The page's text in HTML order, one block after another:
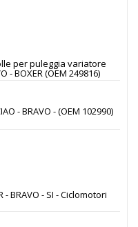
per puleggia variatore
- BOXER (OEM 249816)
- BRAVO - (OEM 102990)
- BRAVO - SI - Ciclomotori